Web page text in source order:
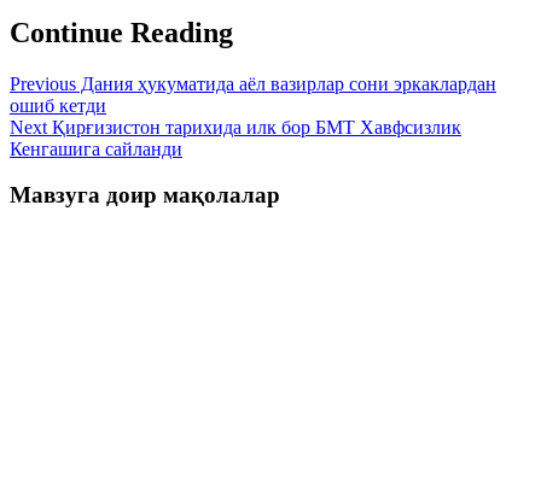
Continue Reading
Previous Дания ҳукуматида аёл вазирлар сони эркаклардан
ошиб кетди
Next Қирғизистон тарихида илк бор БМТ Хавфсизлик
Кенгашига сайланди
Мавзуга доир мақолалар